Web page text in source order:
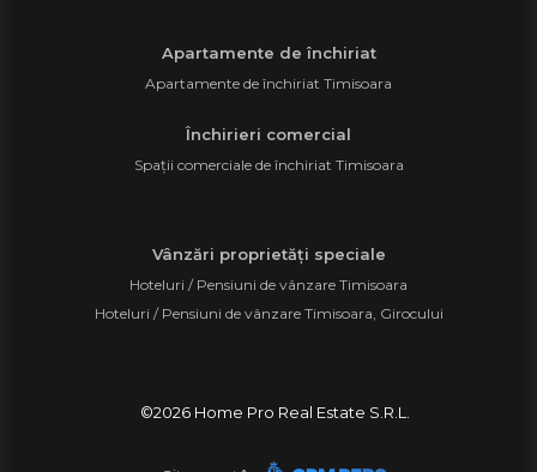
Apartamente de închiriat
Apartamente de închiriat Timisoara
Închirieri comercial
Spații comerciale de închiriat Timisoara
Vânzări proprietăți speciale
Hoteluri / Pensiuni de vânzare Timisoara
Hoteluri / Pensiuni de vânzare Timisoara, Girocului
©2026Home Pro Real Estate S.R.L.